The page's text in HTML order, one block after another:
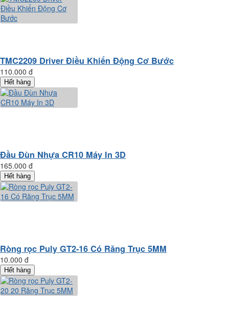
TMC2209 Driver Điều Khiển Động Cơ Bước
110.000 đ
Hết hàng
Đầu Đùn Nhựa CR10 Máy In 3D
165.000 đ
Hết hàng
Ròng rọc Puly GT2-16 Có Răng Trục 5MM
10.000 đ
Hết hàng